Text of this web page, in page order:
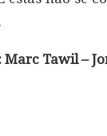
Marc Tawil –